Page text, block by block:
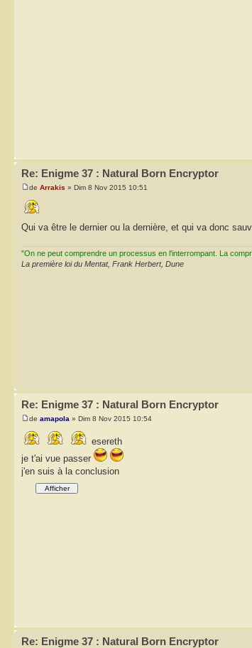
Re: Enigme 37 : Natural Born Encryptor
de Arrakis » Dim 8 Nov 2015 10:51
Qui va être le dernier ou la dernière, et qui va donc
"On ne peut comprendre un processus en l'interrompant. La
La première loi du Mentat, Frank Herbert, Dune
Re: Enigme 37 : Natural Born Encryptor
de amapola » Dim 8 Nov 2015 10:54
esereth
je t'ai vue passer
j'en suis à la conclusion
Re: Enigme 37 : Natural Born Encryptor